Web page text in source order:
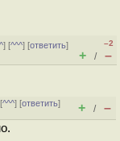
] [^^^] [ответить]
–2
+ / –
^^^] [ответить]
+ / –